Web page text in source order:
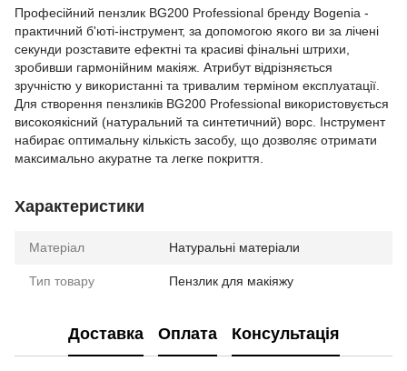
Професійний пензлик BG200 Professional бренду Bogenia -
практичний б'юті-інструмент, за допомогою якого ви за лічені
секунди розставите ефектні та красиві фінальні штрихи,
зробивши гармонійним макіяж. Атрибут відрізняється
зручністю у використанні та тривалим терміном експлуатації.
Для створення пензликів BG200 Professional використовується
високоякісний (натуральний та синтетичний) ворс. Інструмент
набирає оптимальну кількість засобу, що дозволяє отримати
максимально акуратне та легке покриття.
Характеристики
Матеріал Натуральні матеріали
Тип товару Пензлик для макіяжу
Доставка Оплата Консультація